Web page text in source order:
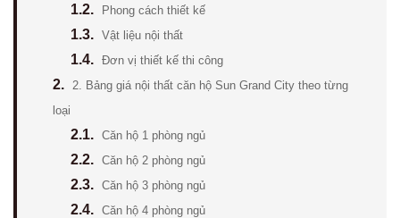
1.2. Phong cách thiết kế
1.3. Vật liệu nội thất
1.4. Đơn vị thiết kế thi công
2. 2. Bảng giá nội thất căn hộ Sun Grand City theo từng
loại
2.1. Căn hộ 1 phòng ngủ
2.2. Căn hộ 2 phòng ngủ
2.3. Căn hộ 3 phòng ngủ
2.4. Căn hộ 4 phòng ngủ